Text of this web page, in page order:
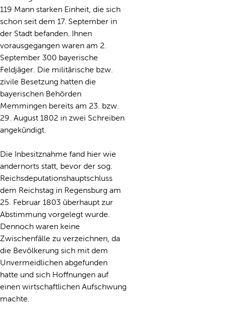
119 Mann starken Einheit, die sich
schon seit dem 17. September in
der Stadt befanden. Ihnen
vorausgegangen waren am 2.
September 300 bayerische
Feldjäger. Die militärische bzw.
zivile Besetzung hatten die
bayerischen Behörden
Memmingen bereits am 23. bzw.
29. August 1802 in zwei Schreiben
angekündigt.
Die Inbesitznahme fand hier wie
andernorts statt, bevor der sog.
Reichsdeputationshauptschluss
dem Reichstag in Regensburg am
25. Februar 1803 überhaupt zur
Abstimmung vorgelegt wurde.
Dennoch waren keine
Zwischenfälle zu verzeichnen, da
die Bevölkerung sich mit dem
Unvermeidlichen abgefunden
hatte und sich Hoffnungen auf
einen wirtschaftlichen Aufschwung
machte.